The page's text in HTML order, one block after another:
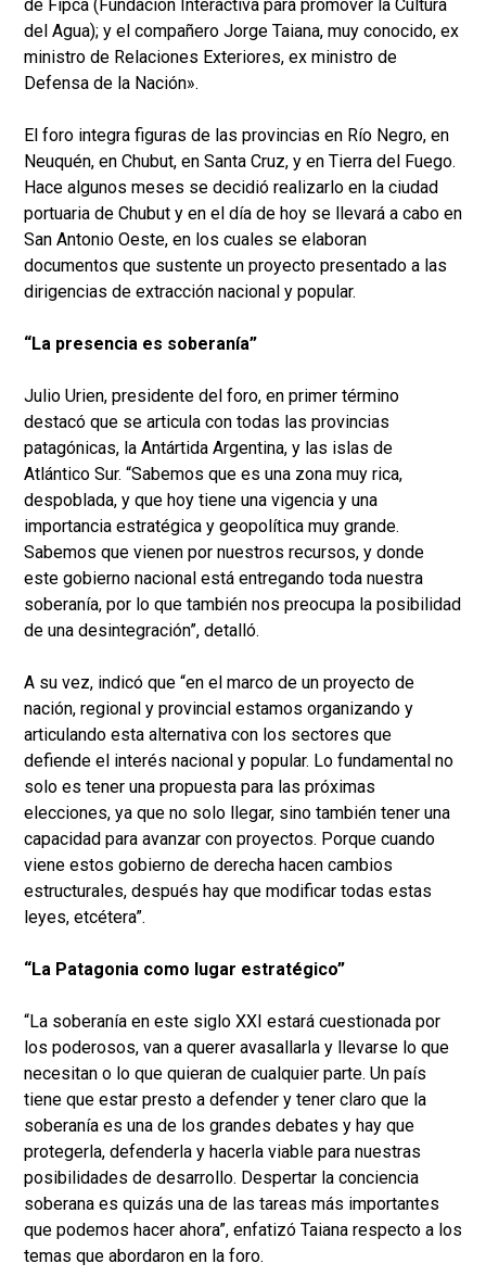
de Fipca (Fundación Interactiva para promover la Cultura
del Agua); y el compañero Jorge Taiana, muy conocido, ex
ministro de Relaciones Exteriores, ex ministro de
Defensa de la Nación».
El foro integra figuras de las provincias en Río Negro, en
Neuquén, en Chubut, en Santa Cruz, y en Tierra del Fuego.
Hace algunos meses se decidió realizarlo en la ciudad
portuaria de Chubut y en el día de hoy se llevará a cabo en
San Antonio Oeste, en los cuales se elaboran
documentos que sustente un proyecto presentado a las
dirigencias de extracción nacional y popular.
“La presencia es soberanía”
Julio Urien, presidente del foro, en primer término
destacó que se articula con todas las provincias
patagónicas, la Antártida Argentina, y las islas de
Atlántico Sur. “Sabemos que es una zona muy rica,
despoblada, y que hoy tiene una vigencia y una
importancia estratégica y geopolítica muy grande.
Sabemos que vienen por nuestros recursos, y donde
este gobierno nacional está entregando toda nuestra
soberanía, por lo que también nos preocupa la posibilidad
de una desintegración”, detalló.
A su vez, indicó que “en el marco de un proyecto de
nación, regional y provincial estamos organizando y
articulando esta alternativa con los sectores que
defiende el interés nacional y popular. Lo fundamental no
solo es tener una propuesta para las próximas
elecciones, ya que no solo llegar, sino también tener una
capacidad para avanzar con proyectos. Porque cuando
viene estos gobierno de derecha hacen cambios
estructurales, después hay que modificar todas estas
leyes, etcétera”.
“La Patagonia como lugar estratégico”
“La soberanía en este siglo XXI estará cuestionada por
los poderosos, van a querer avasallarla y llevarse lo que
necesitan o lo que quieran de cualquier parte. Un país
tiene que estar presto a defender y tener claro que la
soberanía es una de los grandes debates y hay que
protegerla, defenderla y hacerla viable para nuestras
posibilidades de desarrollo. Despertar la conciencia
soberana es quizás una de las tareas más importantes
que podemos hacer ahora”, enfatizó Taiana respecto a los
temas que abordaron en la foro.